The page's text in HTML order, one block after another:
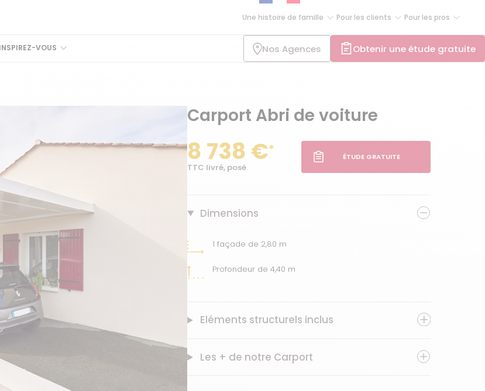
Une histoire de famille Pour les clients Pour les pros
INSPIREZ-VOUS Nos Agences Obtenir une étude gratuite
Carport Abri de voiture
8 738 €*
TTC livré, posé
ÉTUDE GRATUITE
Dimensions
1 façade de 2,80 m
Profondeur de 4,40 m
Eléments structurels inclus
Les + de notre Carport